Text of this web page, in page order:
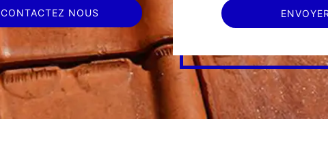
CONTACTEZ NOUS